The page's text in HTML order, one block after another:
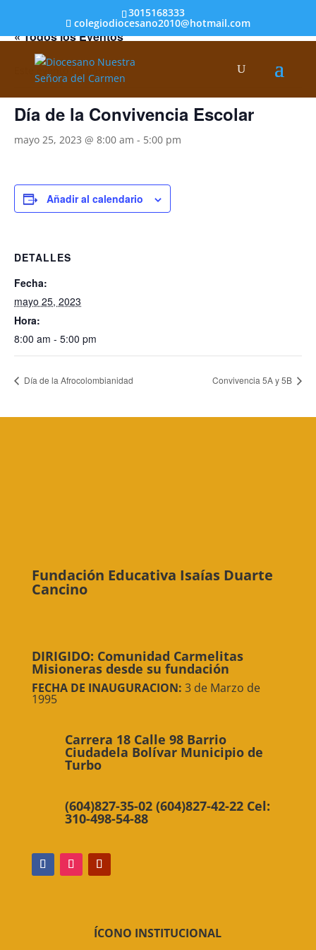
3015168333
colegiodiocesano2010@hotmail.com
« Todos los Eventos
Este evento ha pasado.
Día de la Convivencia Escolar
mayo 25, 2023 @ 8:00 am - 5:00 pm
Añadir al calendario
DETALLES
Fecha:
mayo 25, 2023
Hora:
8:00 am - 5:00 pm
Día de la Afrocolombianidad Convivencia 5A y 5B
Fundación Educativa Isaías Duarte
Cancino
DIRIGIDO: Comunidad Carmelitas
Misioneras desde su fundación
FECHA DE INAUGURACION: 3 de Marzo de
1995
Carrera 18 Calle 98 Barrio
Ciudadela Bolívar Municipio de
Turbo
(604)827-35-02 (604)827-42-22 Cel:
310-498-54-88
ÍCONO INSTITUCIONAL